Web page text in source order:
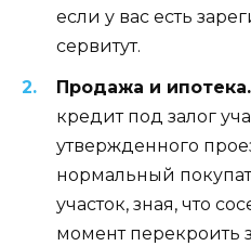
если у вас есть
сервитут.
Продажа и ипотека.
кредит под залог
утвержденного
нормальный
участок, зная, что
момент перекроить